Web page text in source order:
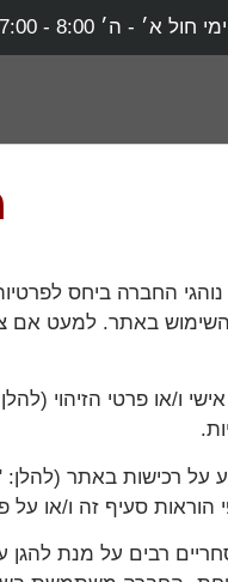
ימי חול א׳ - ה׳ 8:00 - 17:00
נוהגי החברה ביחס
באתר. למעט אם
אישי ו/או פרטי
על רכישות באתר
רבים על מנת